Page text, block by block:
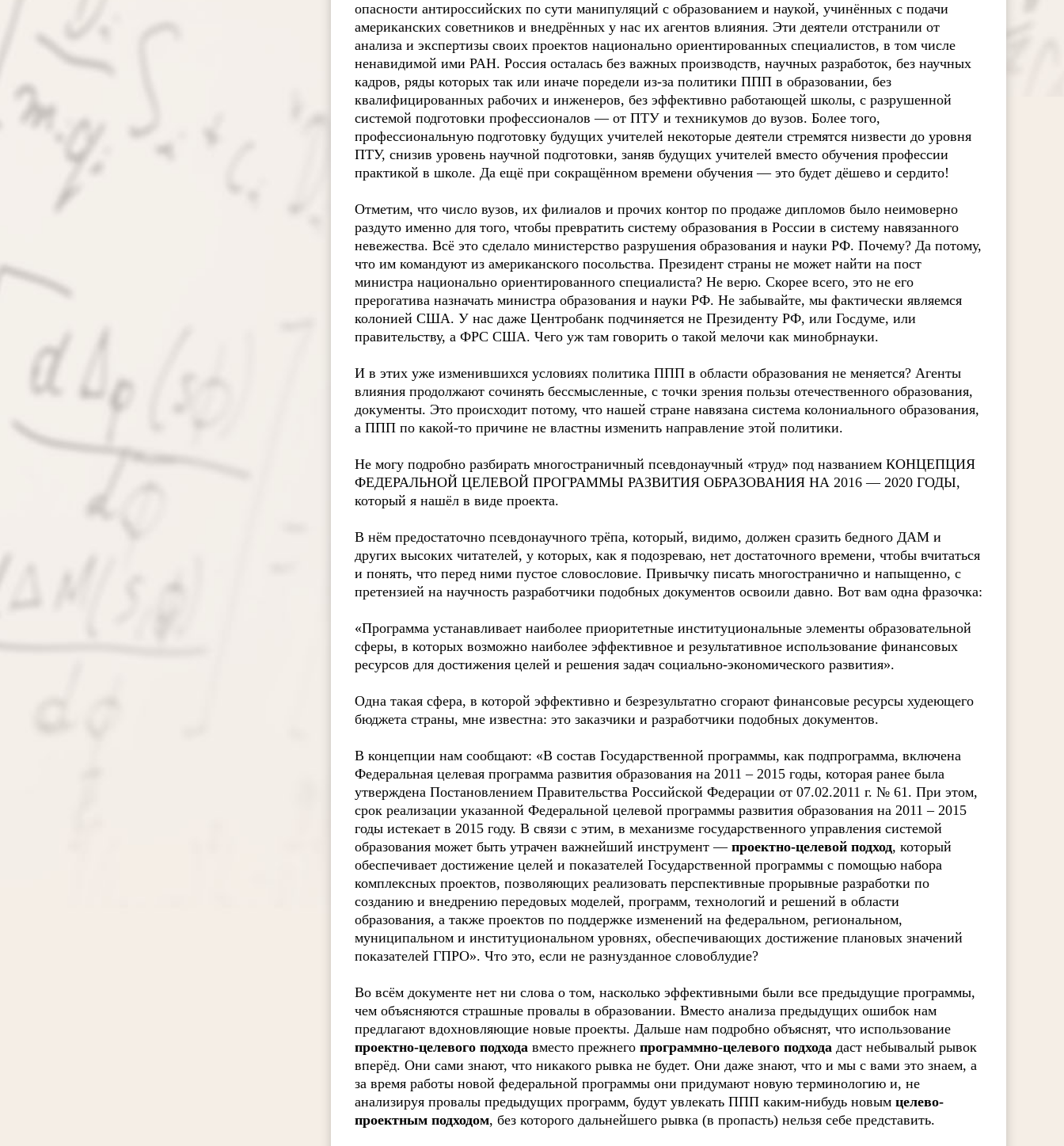
опасности антироссийских по сути манипуляций с образованием и наукой, учинённых с подачи
американских советников и внедрённых у нас их агентов влияния. Эти деятели отстранили от
анализа и экспертизы своих проектов национально ориентированных специалистов, в том числе
ненавидимой ими РАН. Россия осталась без важных производств, научных разработок, без научных
кадров, ряды которых так или иначе поредели из-за политики ППП в образовании, без
квалифицированных рабочих и инженеров, без эффективно работающей школы, с разрушенной
системой подготовки профессионалов — от ПТУ и техникумов до вузов. Более того,
профессиональную подготовку будущих учителей некоторые деятели стремятся низвести до уровня
ПТУ, снизив уровень научной подготовки, заняв будущих учителей вместо обучения профессии
практикой в школе. Да ещё при сокращённом времени обучения — это будет дёшево и сердито!
Отметим, что число вузов, их филиалов и прочих контор по продаже дипломов было неимоверно
раздуто именно для того, чтобы превратить систему образования в России в систему навязанного
невежества. Всё это сделало министерство разрушения образования и науки РФ. Почему? Да потому,
что им командуют из американского посольства. Президент страны не может найти на пост
министра национально ориентированного специалиста? Не верю. Скорее всего, это не его
прерогатива назначать министра образования и науки РФ. Не забывайте, мы фактически являемся
колонией США. У нас даже Центробанк подчиняется не Президенту РФ, или Госдуме, или
правительству, а ФРС США. Чего уж там говорить о такой мелочи как минобрнауки.
И в этих уже изменившихся условиях политика ППП в области образования не меняется? Агенты
влияния продолжают сочинять бессмысленные, с точки зрения пользы отечественного образования,
документы. Это происходит потому, что нашей стране навязана система колониального образования,
а ППП по какой-то причине не властны изменить направление этой политики.
Не могу подробно разбирать многостраничный псевдонаучный «труд» под названием КОНЦЕПЦИЯ
ФЕДЕРАЛЬНОЙ ЦЕЛЕВОЙ ПРОГРАММЫ РАЗВИТИЯ ОБРАЗОВАНИЯ НА 2016 — 2020 ГОДЫ,
который я нашёл в виде проекта.
В нём предостаточно псевдонаучного трёпа, который, видимо, должен сразить бедного ДАМ и
других высоких читателей, у которых, как я подозреваю, нет достаточного времени, чтобы вчитаться
и понять, что перед ними пустое словословие. Привычку писать многостранично и напыщенно, с
претензией на научность разработчики подобных документов освоили давно. Вот вам одна фразочка:
«Программа устанавливает наиболее приоритетные институциональные элементы образовательной
сферы, в которых возможно наиболее эффективное и результативное использование финансовых
ресурсов для достижения целей и решения задач социально-экономического развития».
Одна такая сфера, в которой эффективно и безрезультатно сгорают финансовые ресурсы худеющего
бюджета страны, мне известна: это заказчики и разработчики подобных документов.
В концепции нам сообщают: «В состав Государственной программы, как подпрограмма, включена
Федеральная целевая программа развития образования на 2011 – 2015 годы, которая ранее была
утверждена Постановлением Правительства Российской Федерации от 07.02.2011 г. № 61. При этом,
срок реализации указанной Федеральной целевой программы развития образования на 2011 – 2015
годы истекает в 2015 году. В связи с этим, в механизме государственного управления системой
образования может быть утрачен важнейший инструмент —проектно-целевой подход, который
обеспечивает достижение целей и показателей Государственной программы с помощью набора
комплексных проектов, позволяющих реализовать перспективные прорывные разработки по
созданию и внедрению передовых моделей, программ, технологий и решений в области
образования, а также проектов по поддержке изменений на федеральном, региональном,
муниципальном и институциональном уровнях, обеспечивающих достижение плановых значений
показателей ГПРО». Что это, если не разнузданное словоблудие?
Во всём документе нет ни слова о том, насколько эффективными были все предыдущие программы,
чем объясняются страшные провалы в образовании. Вместо анализа предыдущих ошибок нам
предлагают вдохновляющие новые проекты. Дальше нам подробно объяснят, что использование
проектно-целевого подхода вместо прежнегопрограммно-целевого подхода даст небывалый рывок
вперёд. Они сами знают, что никакого рывка не будет. Они даже знают, что и мы с вами это знаем, а
за время работы новой федеральной программы они придумают новую терминологию и, не
анализируя провалы предыдущих программ, будут увлекать ППП каким-нибудь новымцелево-
проектным подходом, без которого дальнейшего рывка (в пропасть) нельзя себе представить.